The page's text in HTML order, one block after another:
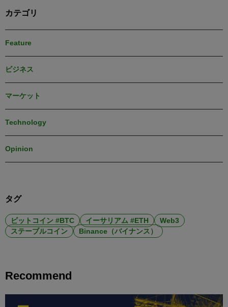
カテゴリ
Feature
ビジネス
マーケット
Technology
Opinion
タグ
ビットコイン #BTC イーサリアム #ETH
Web3
ステーブルコイン
Binance（バイナンス）
Recommend